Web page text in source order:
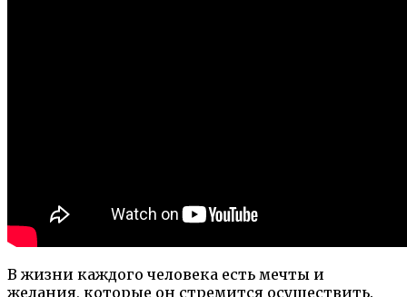
В жизни каждого человека есть мечты и
желания, которые он стремится осуществить.